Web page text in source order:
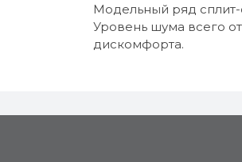
Модельный ряд сплит-
Уровень шума всего
дискомфорта.